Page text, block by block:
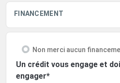
FINANCEMENT
Non merci aucun
Un crédit vous engage et
engager*